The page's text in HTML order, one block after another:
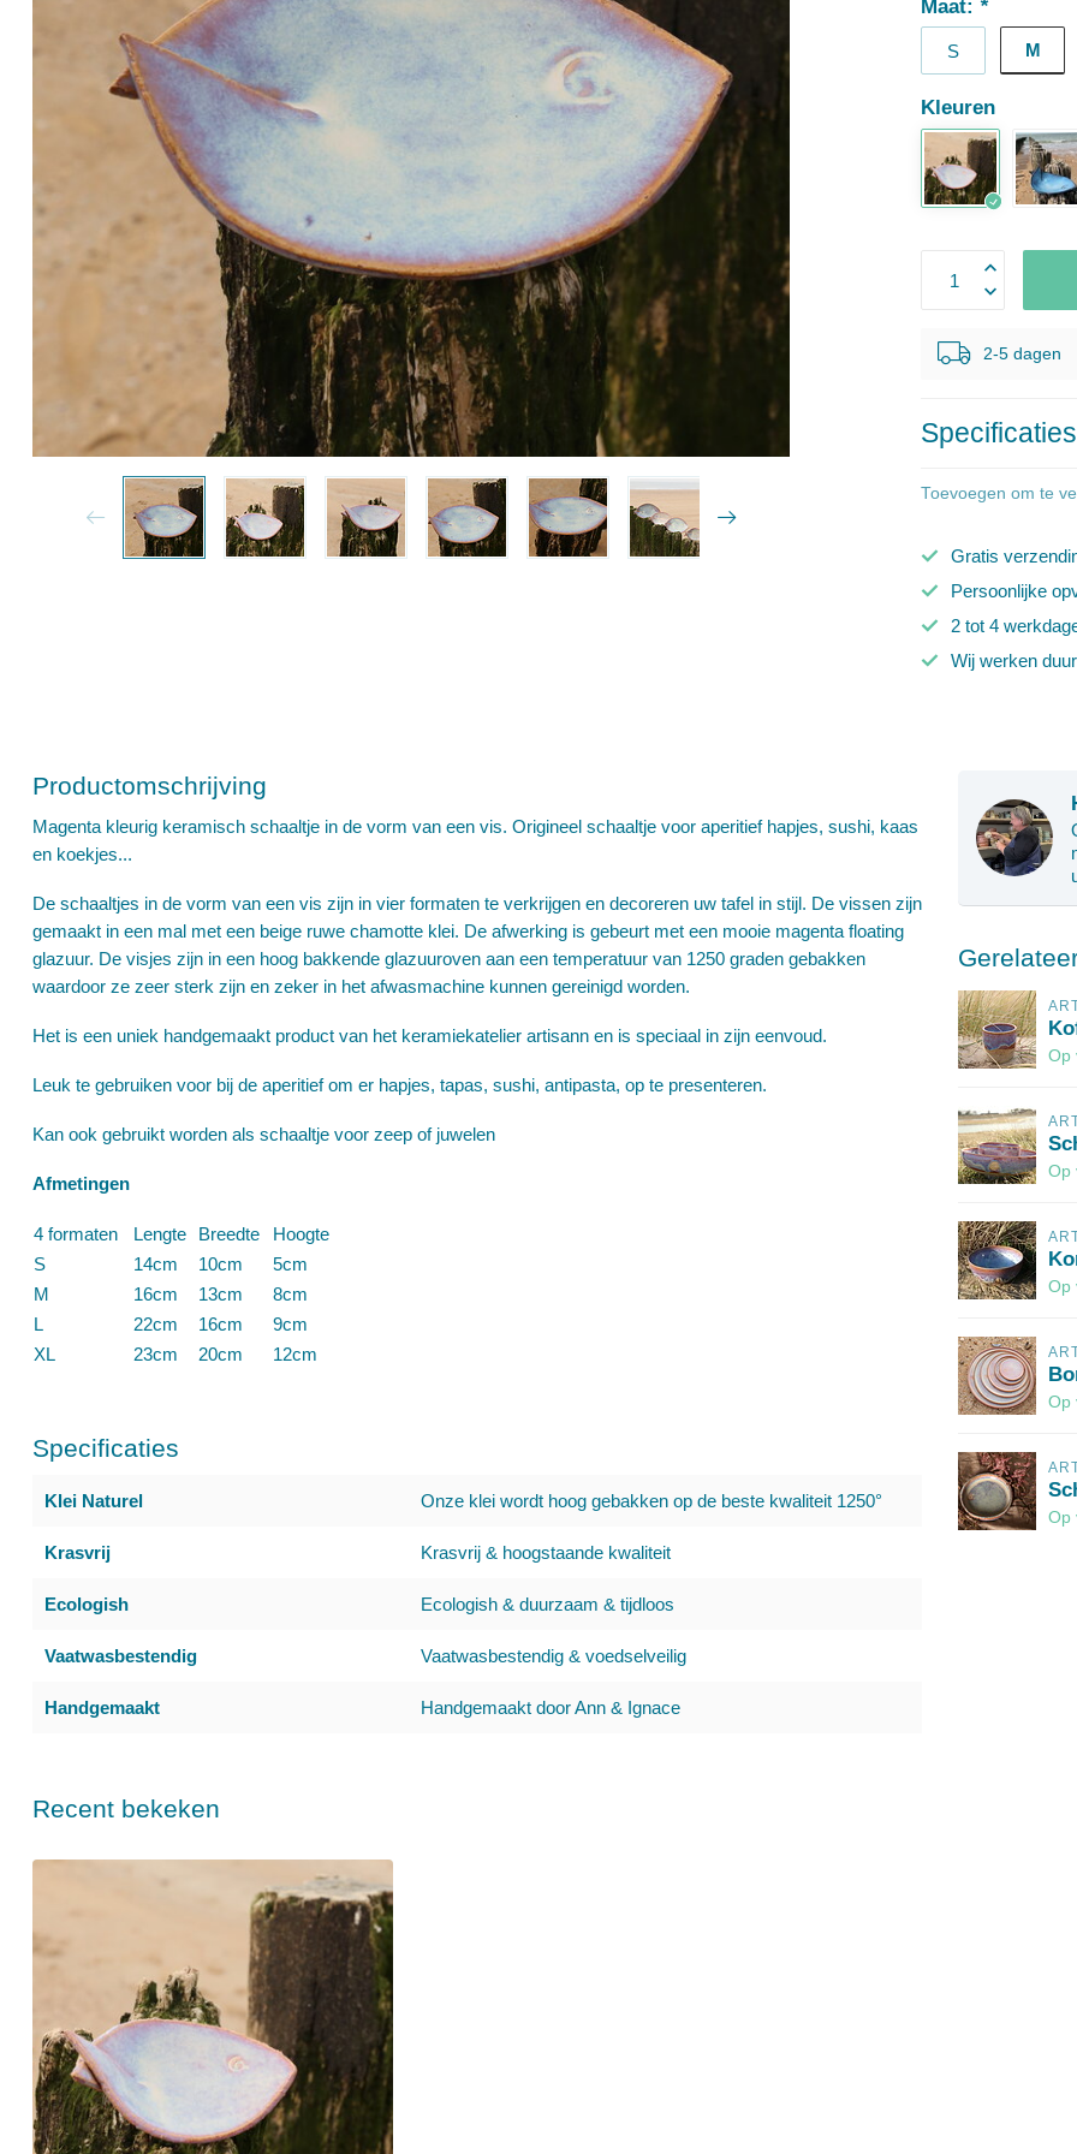
Maat:*
S M
Kleuren
2-5 dagen
Specificaties
Toevoegen om te
Gratis
Persoonlijke
2 tot 4
Wij werken
Productomschrijving
Magenta kleurig keramisch schaaltje in de vorm van een vis. Origineel schaaltje voor aperitief hapjes, sushi, kaas
en koekjes...
De schaaltjes in de vorm van een vis zijn in vier formaten te verkrijgen en decoreren uw tafel in stijl. De vissen zijn
gemaakt in een mal met een beige ruwe chamotte klei. De afwerking is gebeurt met een mooie magenta floating
glazuur. De visjes zijn in een hoog bakkende glazuuroven aan een temperatuur van 1250 graden gebakken
waardoor ze zeer sterk zijn en zeker in het afwasmachine kunnen gereinigd worden.
Het is een uniek handgemaakt product van het keramiekatelier artisann en is speciaal in zijn eenvoud.
Leuk te gebruiken voor bij de aperitief om er hapjes, tapas, sushi, antipasta, op te presenteren.
Kan ook gebruikt worden als schaaltje voor zeep of juwelen
Afmetingen
4 formaten Lengte Breedte
Hoogte
S
14cm 10cm
5cm
M
16cm 13cm
8cm
L
22cm 16cm
9cm
XL
23cm 20cm 12cm
Specificaties
Klei Naturel Onze klei wordt hoog gebakken op de beste kwaliteit 1250°
Krasvrij Krasvrij & hoogstaande kwaliteit
Ecologish Ecologish & duurzaam & tijdloos
Vaatwasbestendig Vaatwasbestendig & voedselveilig
Handgemaakt Handgemaakt door Ann & Ignace
Op
Op
Op
Op
Op
Recent bekeken